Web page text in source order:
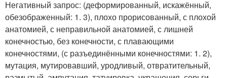
Негативный запрос: (деформированный, искажённый,
обезображенный: 1. 3), плохо прорисованный, с плохой
анатомией, с неправильной анатомией, с лишней
конечностью, без конечности, с плавающими
конечностями, (с разъединёнными конечностями: 1. 2),
мутация, мутировавший, уродливый, отвратительный,